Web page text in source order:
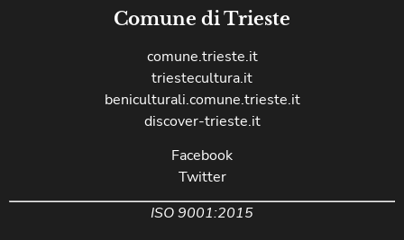
Comune di Trieste
comune.trieste.it
triestecultura.it
beniculturali.comune.trieste.it
discover-trieste.it
Facebook
Twitter
ISO 9001:2015